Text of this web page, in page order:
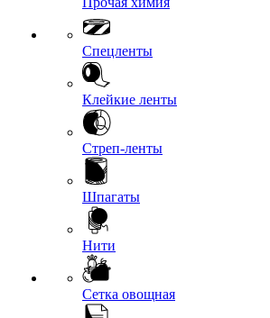
Спецленты
Клейкие ленты
Стреп-ленты
Шпагаты
Нити
Сетка овощная